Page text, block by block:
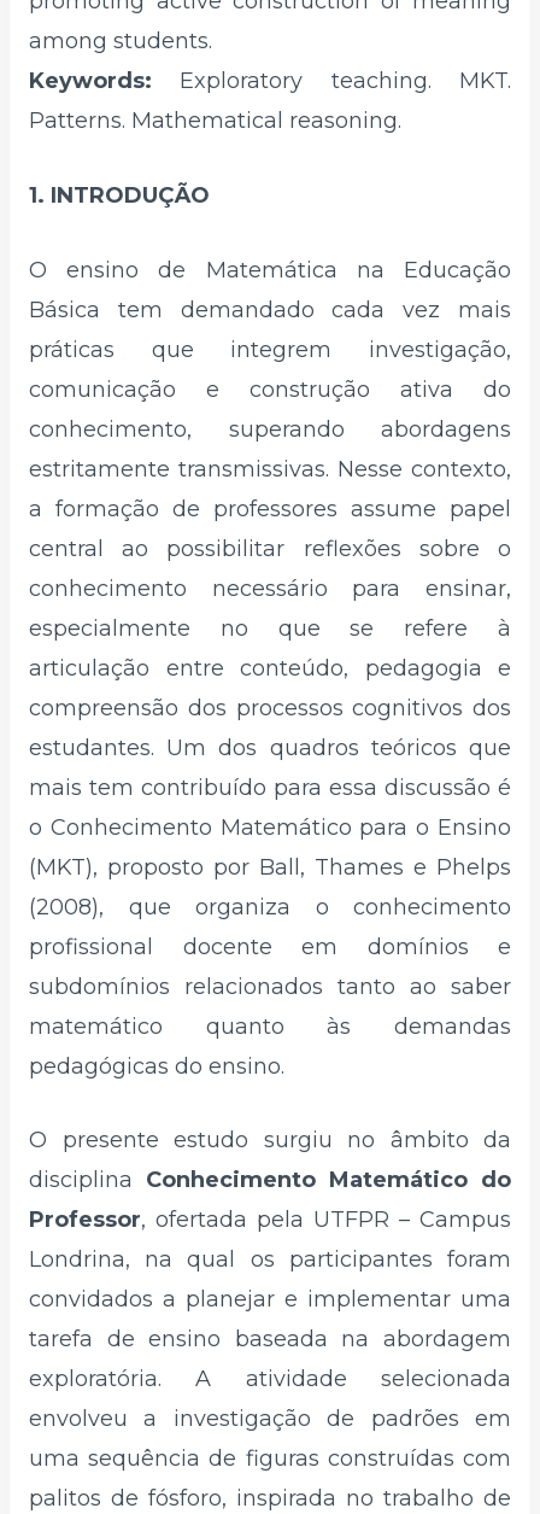
among students.
Keywords: Exploratory teaching. MKT.
Patterns. Mathematical reasoning.
1. INTRODUÇÃO
O ensino de Matemática na Educação
Básica tem demandado cada vez mais
práticas que integrem investigação,
comunicação e construção ativa do
conhecimento, superando abordagens
estritamente transmissivas. Nesse contexto,
a formação de professores assume papel
central ao possibilitar reflexões sobre o
conhecimento necessário para ensinar,
especialmente no que se refere à
articulação entre conteúdo, pedagogia e
compreensão dos processos cognitivos dos
estudantes. Um dos quadros teóricos que
mais tem contribuído para essa discussão é
o Conhecimento Matemático para o Ensino
(MKT), proposto por Ball, Thames e Phelps
(2008), que organiza o conhecimento
profissional docente em domínios e
subdomínios relacionados tanto ao saber
matemático quanto às demandas
pedagógicas do ensino.
O presente estudo surgiu no âmbito da
disciplina Conhecimento Matemático do
Professor, ofertada pela UTFPR – Campus
Londrina, na qual os participantes foram
convidados a planejar e implementar uma
tarefa de ensino baseada na abordagem
exploratória. A atividade selecionada
envolveu a investigação de padrões em
uma sequência de figuras construídas com
palitos de fósforo, inspirada no trabalho de